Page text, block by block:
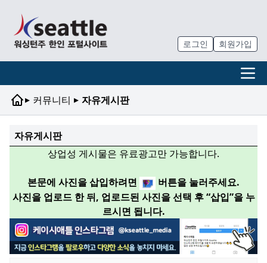
로그인 회원가입
▸ 커뮤니티 ▸ 자유게시판
자유게시판
상업성 게시물은 유료광고만 가능합니다.
본문에 사진을 삽입하려면
버튼을 눌러주세요.
사진을 업로드 한 뒤, 업로드된 사진을 선택 후 “삽입”을 누
르시면 됩니다.